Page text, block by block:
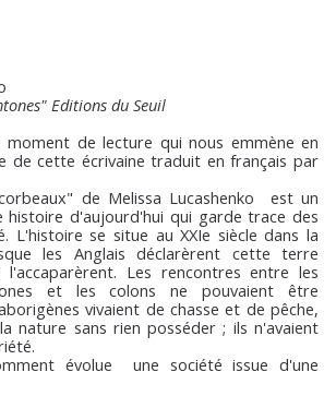
Editions du Seuil
de lecture qui nous emmène en
de cette écrivaine traduit en français par
de Melissa Lucashenko est un
histoire d'aujourd'hui qui garde trace des
L'histoire se situe au XXIe siècle dans la
les Anglais déclarèrent cette terre
Les rencontres entre les
et les colons ne pouvaient être
vivaient de chasse et de pêche,
nature sans rien posséder ; ils n'avaient
évolue une société issue d'une